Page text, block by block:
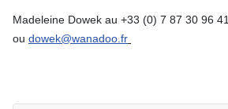
Madeleine Dowek au +33 (0) 7 87 30 96 41
ou dowek@wanadoo.fr